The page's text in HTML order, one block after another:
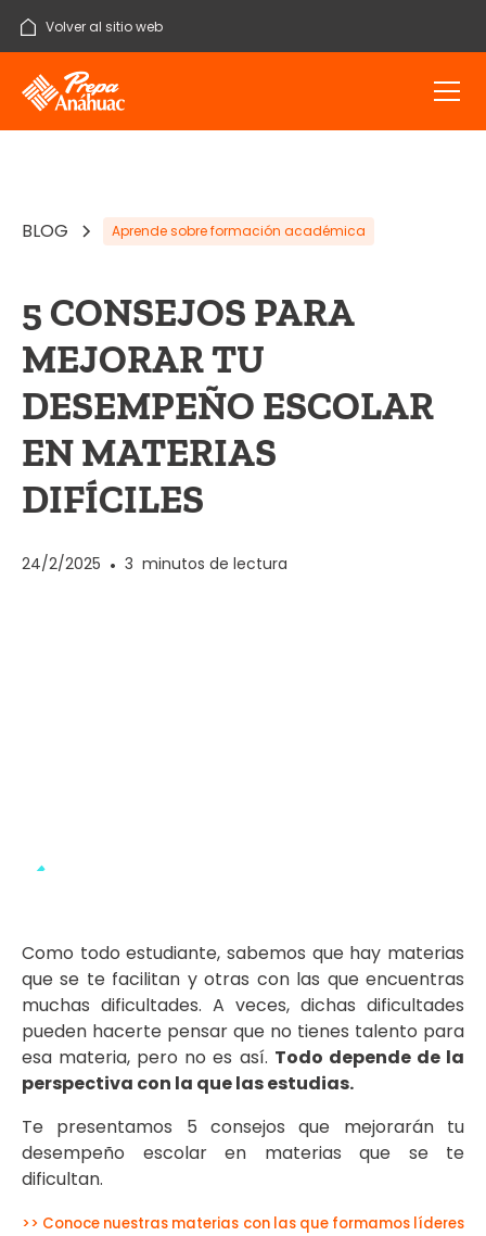
Volver al sitio web
BLOG Aprende sobre formación académica
5 CONSEJOS PARA
MEJORAR TU
DESEMPEÑO ESCOLAR
EN MATERIAS
DIFÍCILES
24/2/2025 • 3 minutos de lectura
Como todo estudiante, sabemos que hay materias
que se te facilitan y otras con las que encuentras
muchas dificultades. A veces, dichas dificultades
pueden hacerte pensar que no tienes talento para
esa materia, pero no es así. Todo depende de la
perspectiva con la que las estudias.
Te presentamos 5 consejos que mejorarán tu
desempeño escolar en materias que se te
dificultan.
>> Conoce nuestras materias con las que formamos líderes